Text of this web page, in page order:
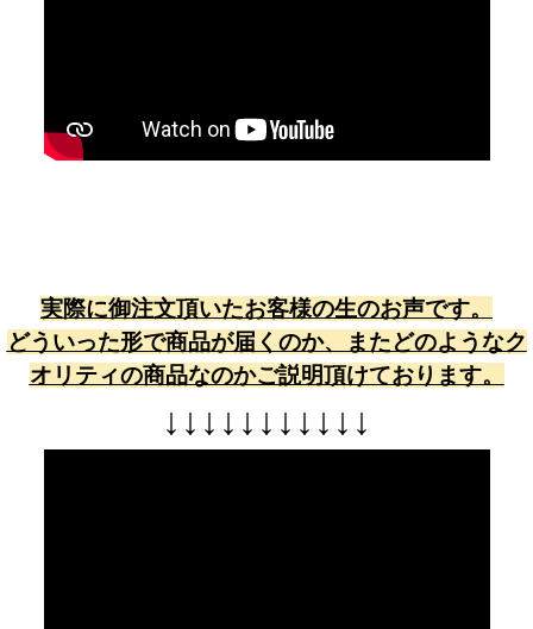
実際に御注文頂いたお客様の生のお声です。
どういった形で商品が届くのか、またどのようなク
オリティの商品なのかご説明頂けております。
↓ ↓ ↓ ↓ ↓ ↓ ↓ ↓ ↓ ↓ ↓